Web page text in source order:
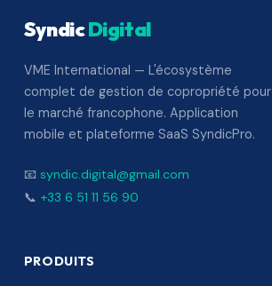
SyndicDigital
VME International — L'écosystème
complet de gestion de copropriété pour
le marché francophone. Application
mobile et plateforme SaaS SyndicPro.
📧 syndic.digital@gmail.com
📞 +33 6 51 11 56 90
PRODUITS